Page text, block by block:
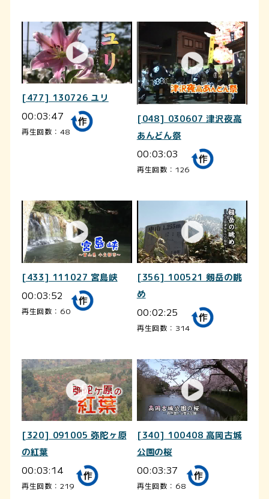
[477] 130726 ユリ
00:03:47
再生回数：48
[048] 030607 津沢夜高
あんどん祭
00:03:03
再生回数：126
[433] 111027 宮島峡
00:03:52
再生回数：60
[356] 100521 剱岳の眺
め
00:02:25
再生回数：314
[320] 091005 弥陀ヶ原
の紅葉
00:03:14
再生回数：219
[340] 100408 高岡古城
公園の桜
00:03:37
再生回数：68